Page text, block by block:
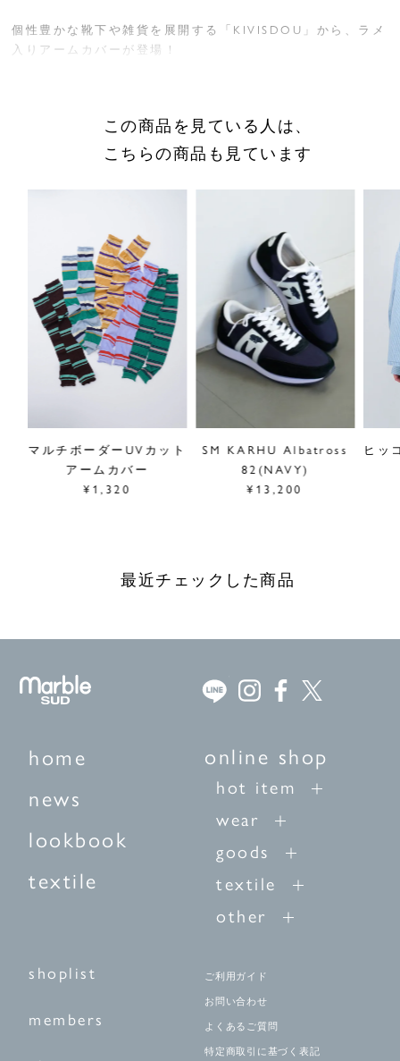
個性豊かな靴下や雑貨を展開する「KIVISDOU」から、ラメ
入りアームカバーが登場！
れます。日焼け対策としてはもちろん、コーディネートのワ
ンポイントとしても楽しめるアイテムです。
綿糸を使用しているため肌あたりがやさしく、薄手でゆった
ー。さらに指穴付きで手の甲まで隠れるので、気になる紫外
線対策にもぴったりです。 裾にはメロウ加工が施されてい
るため、手首でくしゅっとさせて使うスタイルもおしゃれに
キマります。ラメ糸はできるだけ内側に出ないよう調整して
編まれているため、ザラザラ感が少なくやさしい着け心地に
仕上がっています。
コーデにさりげなく華やぎをプラスしてくれる、“守るだけ
じゃない、魅せる”アームカバーです。
※こちらの商品はポイント対象外です。（お買上げポイント
の付与・ご使用、共にご利用いただけません。）
商品についてのお問い合わせ
サイズをお悩みの方へ
閉じる
この商品を見ている人は、
こちらの商品も見ています
マルチボーダーUVカット
アームカバー
¥1,320
SM KARHU Albatross
82(NAVY)
¥13,200
ヒッ
最近チェックした商品
home
news
lookbook
textile
online shop
hot item
wear
goods
textile
other
shoplist
members
ご利用ガイド
お問い合わせ
よくあるご質問
特定商取引に基づく表記